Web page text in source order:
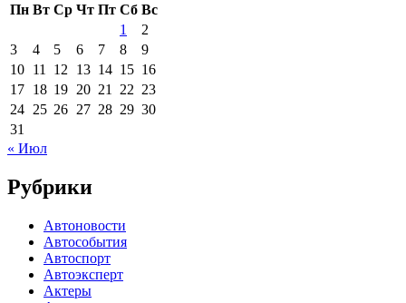
Пн Вт Ср Чт Пт Сб Вс
1
2
3
4 5 6 7 8
9
10 11 12 13 14 15 16
17 18 19 20 21 22 23
24 25 26 27 28 29 30
31
« Июл
Рубрики
Автоновости
Автособытия
Автоспорт
Автоэксперт
Актеры